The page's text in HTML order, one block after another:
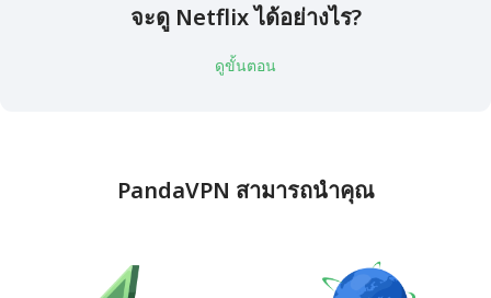
จะดู Netflix ได้อย่างไร?
ดูขั้นตอน
PandaVPN สามารถนำคุณ